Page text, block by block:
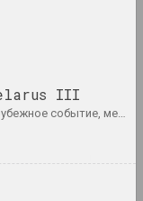
III
междисциплинарное событие